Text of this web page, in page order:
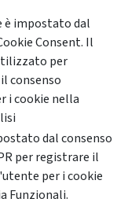
è impostato dal
Consent. Il
per
consenso
i cookie nella
dal consenso
per registrare il
per i cookie
Funzionali.